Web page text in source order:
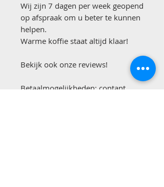
Wij zijn 7 dagen per week geopend
op afspraak om u beter te kunnen
helpen.
Warme koffie staat altijd klaar!
Bekijk ook onze reviews!
Betaalmogelijkheden: contant,